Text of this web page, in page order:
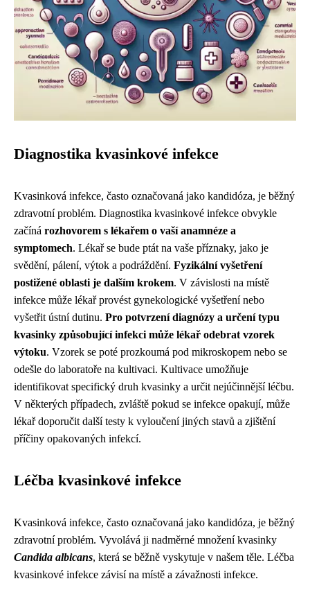
Diagnostika kvasinkové infekce
Kvasinková infekce, často označovaná jako kandidóza, je běžný
zdravotní problém. Diagnostika kvasinkové infekce obvykle
začíná rozhovorem s lékařem o vaší anamnéze a
symptomech. Lékař se bude ptát na vaše příznaky, jako je
svědění, pálení, výtok a podráždění. Fyzikální vyšetření
postižené oblasti je dalším krokem. V závislosti na místě
infekce může lékař provést gynekologické vyšetření nebo
vyšetřit ústní dutinu. Pro potvrzení diagnózy a určení typu
kvasinky způsobující infekci může lékař odebrat vzorek
výtoku. Vzorek se poté prozkoumá pod mikroskopem nebo se
odešle do laboratoře na kultivaci. Kultivace umožňuje
identifikovat specifický druh kvasinky a určit nejúčinnější léčbu.
V některých případech, zvláště pokud se infekce opakují, může
lékař doporučit další testy k vyloučení jiných stavů a zjištění
příčiny opakovaných infekcí.
Léčba kvasinkové infekce
Kvasinková infekce, často označovaná jako kandidóza, je běžný
zdravotní problém. Vyvolává ji nadměrné množení kvasinky
Candida albicans, která se běžně vyskytuje v našem těle. Léčba
kvasinkové infekce závisí na místě a závažnosti infekce.